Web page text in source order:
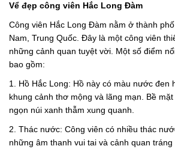
Vể đẹp công viên Hắc Long Đàm
Công viên Hắc Long Đàm nằm ở thành
Nam, Trung Quốc. Đây là một công viên
những cảnh quan tuyệt vời. Một số điểm
bao gồm:
1. Hồ Hắc Long: Hồ này có màu nước đen
khung cảnh thơ mộng và lãng mạn. Bề
ngọn núi xanh thẫm xung quanh.
2. Thác nước: Công viên có nhiều thác
những âm thanh vui tai và cảnh quan tráng